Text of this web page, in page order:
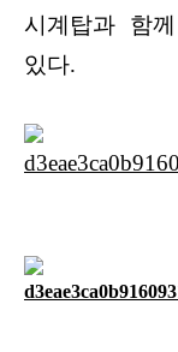
시계탑과 함
있다.